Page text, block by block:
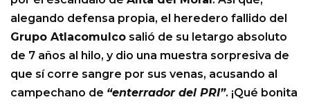
alegando defensa propia, el heredero fallido del
Grupo Atlacomulco salió de su letargo absoluto
de 7 años al hilo, y dio una muestra sorpresiva de
que sí corre sangre por sus venas, acusando al
campechano de “enterrador del PRI”. ¡Qué bonita